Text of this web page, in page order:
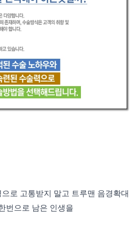
로 고통받지 말고 트루맨 음경확대
번으로 남은 인생을